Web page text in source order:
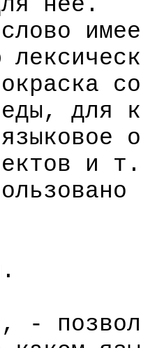
для
и
у